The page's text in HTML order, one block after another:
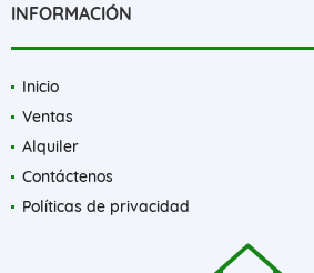
INFORMACIÓN
Inicio
Ventas
Alquiler
Contáctenos
Políticas de privacidad